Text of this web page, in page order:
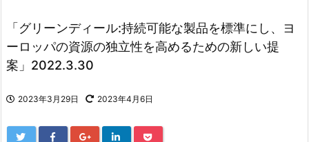
「グリーンディール:持続可能な製品を標準にし、ヨ
ーロッパの資源の独立性を高めるための新しい提
案」2022.3.30
2023年3月29日 2023年4月6日